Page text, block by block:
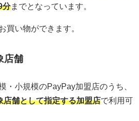
分までとなっています。
買い物ができます。
店舗
・小規模のPayPay加盟店のうち、
舗として指定する加盟店で利用可